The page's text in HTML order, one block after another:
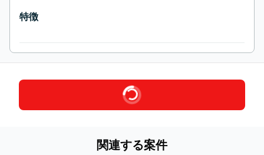
特徴
関連する案件